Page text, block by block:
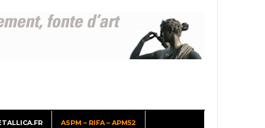
ASPM – RIFA – APM52